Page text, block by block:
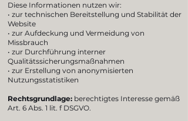
Diese Informationen nutzen wir:
• zur technischen Bereitstellung und Stabilität der
Website
• zur Aufdeckung und Vermeidung von
Missbrauch
• zur Durchführung interner
Qualitätssicherungsmaßnahmen
• zur Erstellung von anonymisierten
Nutzungsstatistiken
Rechtsgrundlage: berechtigtes Interesse gemäß
Art. 6 Abs. 1 lit. f DSGVO.